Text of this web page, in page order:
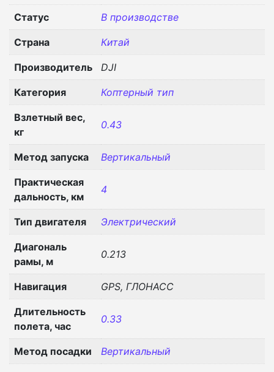
Статус В производстве
Страна Китай
Производитель DJI
Категория Коптерный тип
Взлетный вес,
кг
0.43
Метод запуска Вертикальный
Практическая
дальность, км
4
Тип двигателя Электрический
Диагональ
рамы, м
0.213
Навигация GPS, ГЛОНАСС
Длительность
полета, час
0.33
Метод посадки Вертикальный